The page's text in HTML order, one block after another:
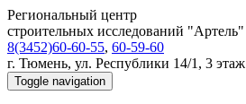
Региональный центр
строительных исследований "Артель"
8(3452)60-60-55, 60-59-60
г. Тюмень, ул. Республики 14/1, 3 этаж
Toggle navigation